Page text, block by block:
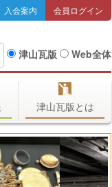
入会案内 会員ログイン
津山瓦版 Web全体
津山瓦版とは